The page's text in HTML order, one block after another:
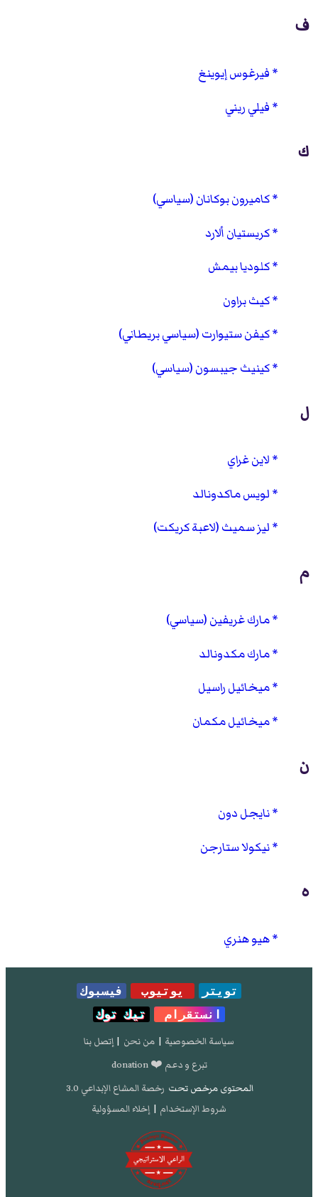
ف
فيرغوس إيوينغ
فيلي ريني
ك
كاميرون بوكانان (سياسي)
كريستيان ألارد
كلوديا بيمش
كيث براون
كيفن ستيوارت (سياسي بريطاني)
كينيث جيبسون (سياسي)
ل
لاين غراي
لويس ماكدونالد
ليز سميث (لاعبة كريكت)
م
مارك غريفين (سياسي)
مارك مكدونالد
ميخائيل راسيل
ميخائيل مكمان
ن
نايجل دون
نيكولا ستارجن
ه
هيو هنري
تويتر يوتيوب
فيسبوك
انستقرام
تيك توك
سياسة الخصوصية | من نحن | إتصل بنا
تبرع و دعم ❤️ donation
المحتوى مرخص تحت رخصة المشاع الإبداعي 3.0
شروط الإستخدام | إخلاء المسؤولية